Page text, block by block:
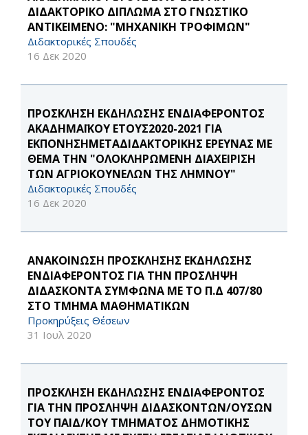
ΔΙΔΑΚΤΟΡΙΚΟ ΔΙΠΛΩΜΑ ΣΤΟ ΓΝΩΣΤΙΚΟ
ΑΝΤΙΚΕΙΜΕΝΟ: "ΜΗΧΑΝΙΚΗ ΤΡΟΦΙΜΩΝ"
Διδακτορικές Σπουδές
16 Δεκ 2020
ΠΡΟΣΚΛΗΣΗ ΕΚΔΗΛΩΣΗΣ ΕΝΔΙΑΦΕΡΟΝΤΟΣ
ΑΚΑΔΗΜΑΪΚΟΥ ΕΤΟΥΣ2020-2021 ΓΙΑ
ΕΚΠΟΝΗΣΗMETAΔΙΔΑΚΤΟΡΙΚΗΣ ΕΡΕΥΝΑΣ ΜΕ
ΘΕΜΑ ΤΗΝ "ΟΛΟΚΛΗΡΩΜΕΝΗ ΔΙΑΧΕΙΡΙΣΗ
ΤΩΝ ΑΓΡΙΟΚΟΥΝΕΛΩΝ ΤΗΣ ΛΗΜΝΟΥ"
Διδακτορικές Σπουδές
16 Δεκ 2020
ΑΝΑΚΟΙΝΩΣΗ ΠΡΟΣΚΛΗΣΗΣ ΕΚΔΗΛΩΣΗΣ
ΕΝΔΙΑΦΕΡΟΝΤΟΣ ΓΙΑ ΤΗΝ ΠΡΟΣΛΗΨΗ
ΔΙΔΑΣKONTA ΣΥΜΦΩΝΑ ΜΕ ΤΟ Π.Δ 407/80
ΣΤΟ ΤΜΗΜΑ ΜΑΘΗΜΑΤΙΚΩΝ
Προκηρύξεις Θέσεων
31 Ιουλ 2020
ΠΡΟΣΚΛΗΣΗ ΕΚΔΗΛΩΣΗΣ ΕΝΔΙΑΦΕΡΟΝΤΟΣ
ΓΙΑ ΤΗΝ ΠΡΟΣΛΗΨΗ ΔΙΔΑΣΚΟΝΤΩΝ/ΟΥΣΩΝ
ΤΟΥ ΠΑΙΔ/ΚΟΥ ΤΜΗΜΑΤΟΣ ΔΗΜΟΤΙΚΗΣ